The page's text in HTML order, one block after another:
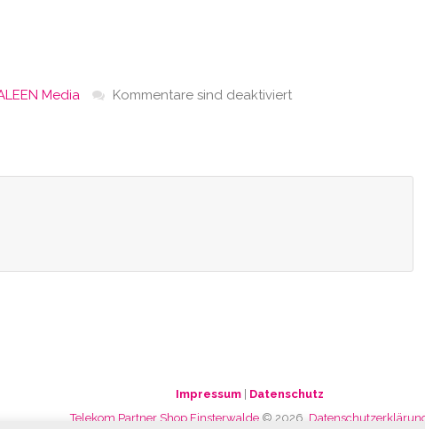
Media Kommentare sind deaktiviert
Impressum| Datenschutz
Telekom Partner Shop Finsterwalde © 2026.